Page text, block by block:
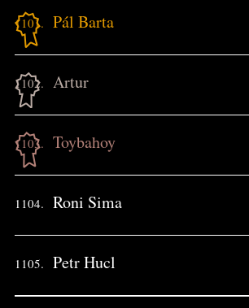
1101. Pál Barta
1102. Artur
1103. Toybahoy
1104. Roni Sima
1105. Petr Hucl